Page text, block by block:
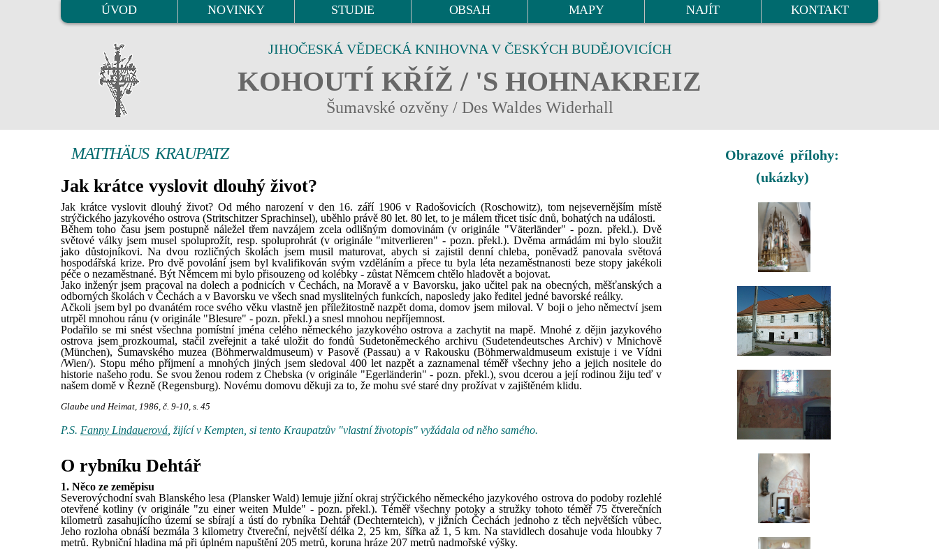
ÚVOD NOVINKY STUDIE OBSAH MAPY NAJÍT KONTAKT
JIHOČESKÁ VĚDECKÁ KNIHOVNA V ČESKÝCH BUDĚJOVICÍCH
KOHOUTÍ KŘÍŽ / 'S HOHNAKREIZ
Šumavské ozvěny / Des Waldes Widerhall
MATTHÄUS KRAUPATZ
Jak krátce vyslovit dlouhý život?
Jak krátce vyslovit dlouhý život? Od mého narození v den 16. září 1906 v Radošovicích (Roschowitz), tom nejsevernějším místě
strýčického jazykového ostrova (Stritschitzer Sprachinsel), uběhlo právě 80 let. 80 let, to je málem třicet tisíc dnů, bohatých na události.
Během toho času jsem postupně náležel třem navzájem zcela odlišným domovinám (v originále "Väterländer" - pozn. překl.). Dvě
světové války jsem musel spoluprožít, resp. spoluprohrát (v originále "mitverlieren" - pozn. překl.). Dvěma armádám mi bylo sloužit
jako důstojníkovi. Na dvou rozličných školách jsem musil maturovat, abych si zajistil denní chleba, poněvadž panovala světová
hospodářská krize. Pro dvě povolání jsem byl kvalifikován svým vzděláním a přece tu byla léta nezaměstnanosti beze stopy jakékoli
péče o nezaměstnané. Být Němcem mi bylo přisouzeno od kolébky - zůstat Němcem chtělo hladovět a bojovat.
Jako inženýr jsem pracoval na dolech a podnicích v Čechách, na Moravě a v Bavorsku, jako učitel pak na obecných, měšťanských a
odborných školách v Čechách a v Bavorsku ve všech snad myslitelných funkcích, naposledy jako ředitel jedné bavorské reálky.
Ačkoli jsem byl po dvanátém roce svého věku vlastně jen příležitostně nazpět doma, domov jsem miloval. V boji o jeho němectví jsem
utrpěl mnohou ránu (v originále "Blesure" - pozn. překl.) a snesl mnohou nepříjemnost.
Podařilo se mi snést všechna pomístní jména celého německého jazykového ostrova a zachytit na mapě. Mnohé z dějin jazykového
ostrova jsem prozkoumal, stačil zveřejnit a také uložit do fondů Sudetoněmeckého archivu (Sudetendeutsches Archiv) v Mnichově
(München), Šumavského muzea (Böhmerwaldmuseum) v Pasově (Passau) a v Rakousku (Böhmerwaldmuseum existuje i ve Vídni
/Wien/). Stopu mého příjmení a mnohých jiných jsem sledoval 400 let nazpět a zaznamenal téměř všechny jeho a jejich nositele do
historie našeho rodu. Se svou ženou rodem z Chebska (v originále "Egerländerin" - pozn. překl.), svou dcerou a její rodinou žiju teď v
našem domě v Řezně (Regensburg). Novému domovu děkuji za to, že mohu své staré dny prožívat v zajištěném klidu.
Glaube und Heimat, 1986, č. 9-10, s. 45
P.S. Fanny Lindauerová , žijící v Kempten, si tento Kraupatzův "vlastní životopis" vyžádala od něho samého.
O rybníku Dehtář
1. Něco ze zeměpisu
Severovýchodní svah Blanského lesa (Plansker Wald) lemuje jižní okraj strýčického německého jazykového ostrova do podoby rozlehlé
otevřené kotliny (v originále "zu einer weiten Mulde" - pozn. překl.). Téměř všechny potoky a stružky tohoto téměř 75 čtverečních
kilometrů zasahujícího území se sbírají a ústí do rybníka Dehtář (Dechternteich), v jižních Čechách jednoho z těch největších vůbec.
Jeho rozloha obnáší bezmála 3 kilometry čtvereční, největší délka 2, 25 km, šířka až 1, 5 km. Na stavidlech dosahuje voda hloubky 7
metrů. Rybniční hladina má při úplném napuštění 205 metrů, koruna hráze 207 metrů nadmořské výšky.
Obrazové přílohy:
(ukázky)